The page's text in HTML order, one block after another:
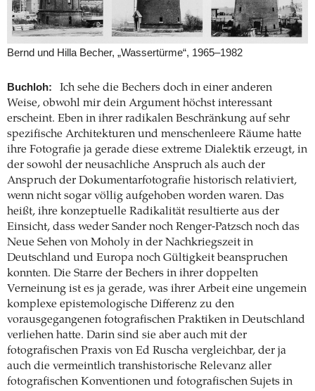
Bernd und Hilla Becher, „Wassertürme“, 1965–1982
Buchloh:
Ich sehe die Bechers doch in einer anderen
Weise, obwohl mir dein Argument höchst interessant
erscheint. Eben in ihrer radikalen Beschränkung auf sehr
spezifische Architekturen und menschenleere Räume hatte
ihre Fotografie ja gerade diese extreme Dialektik erzeugt, in
der sowohl der neusachliche Anspruch als auch der
Anspruch der Dokumentarfotografie historisch relativiert,
wenn nicht sogar völlig aufgehoben worden waren. Das
heißt, ihre konzeptuelle Radikalität resultierte aus der
Einsicht, dass weder Sander noch Renger-Patzsch noch das
Neue Sehen von Moholy in der Nachkriegszeit in
Deutschland und Europa noch Gültigkeit beanspruchen
konnten. Die Starre der Bechers in ihrer doppelten
Verneinung ist es ja gerade, was ihrer Arbeit eine ungemein
komplexe epistemologische Differenz zu den
vorausgegangenen fotografischen Praktiken in Deutschland
verliehen hatte. Darin sind sie aber auch mit der
fotografischen Praxis von Ed Ruscha vergleichbar, der ja
auch die vermeintlich transhistorische Relevanz aller
fotografischen Konventionen und fotografischen Sujets in